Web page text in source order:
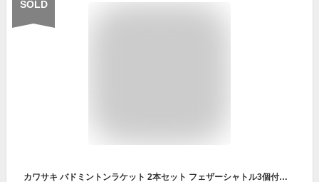
SOLD
カワサキ バドミントンラケット 2本セット フェザーシャトル3個付き カーボンシャフト 初心者向 KAWASAKI KB-500